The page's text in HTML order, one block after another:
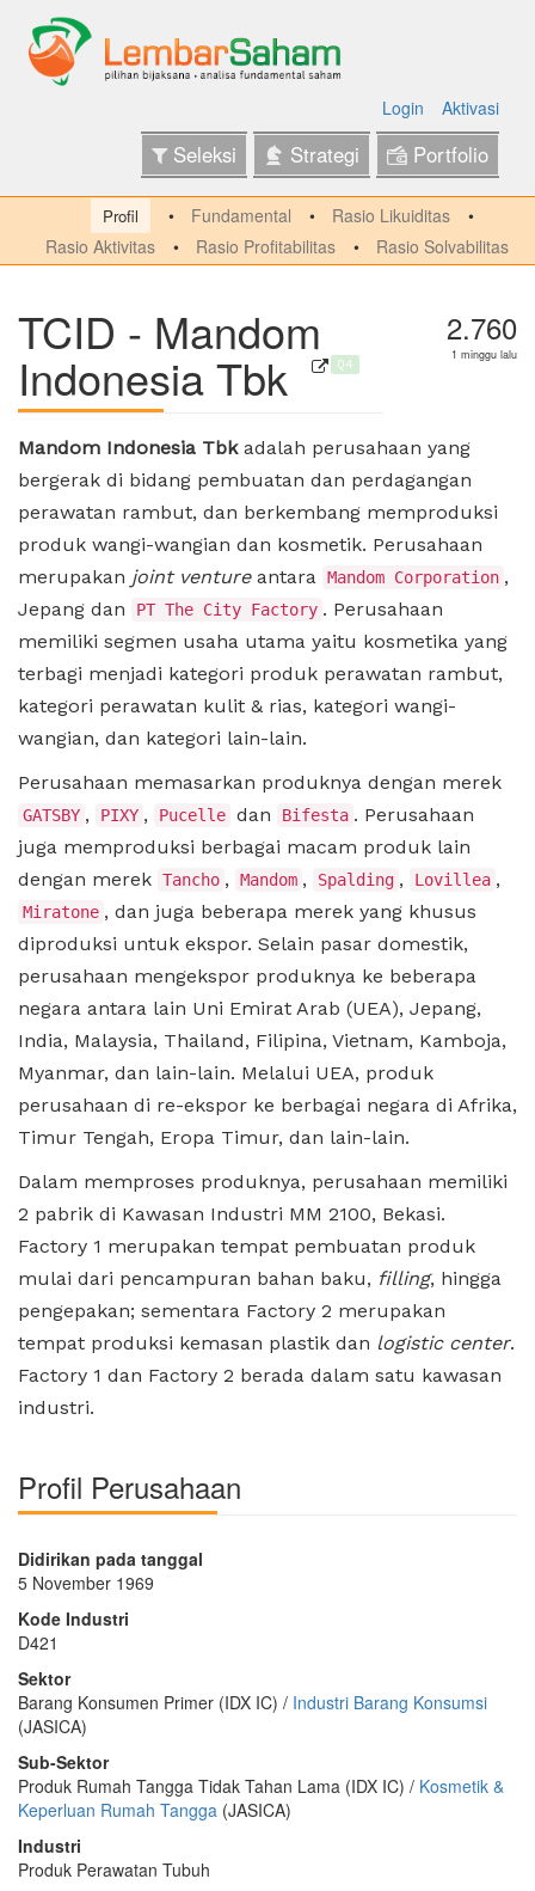
Login Aktivasi
Seleksi Strategi Portfolio
Profil Fundamental
Rasio Likuiditas
Rasio Aktivitas
Rasio Profitabilitas Rasio Solvabilitas
TCID - Mandom
Indonesia Tbk Q4
2.760
1 minggu lalu
Mandom Indonesia Tbkadalah perusahaan yang
bergerak di bidang pembuatan dan perdagangan
perawatan rambut, dan berkembang memproduksi
produk wangi-wangian dan kosmetik. Perusahaan
merupakan joint ventureantara Mandom Corporation ,
Jepang dan
PT The City Factory . Perusahaan
memiliki segmen usaha utama yaitu kosmetika yang
terbagi menjadi kategori produk perawatan rambut,
kategori perawatan kulit & rias, kategori wangi-
wangian, dan kategori lain-lain.
Perusahaan memasarkan produknya dengan merek
GATSBY , PIXY , Pucelle dan Bifesta . Perusahaan
juga memproduksi berbagai macam produk lain
dengan merek Tancho , Mandom , Spalding , Lovillea ,
Miratone , dan juga beberapa merek yang khusus
diproduksi untuk ekspor. Selain pasar domestik,
perusahaan mengekspor produknya ke beberapa
negara antara lain Uni Emirat Arab (UEA), Jepang,
India, Malaysia, Thailand, Filipina, Vietnam, Kamboja,
Myanmar, dan lain-lain. Melalui UEA, produk
perusahaan di re-ekspor ke berbagai negara di Afrika,
Timur Tengah, Eropa Timur, dan lain-lain.
Dalam memproses produknya, perusahaan memiliki
2 pabrik di Kawasan Industri MM 2100, Bekasi.
Factory 1 merupakan tempat pembuatan produk
mulai dari pencampuran bahan baku, filling, hingga
pengepakan; sementara Factory 2 merupakan
tempat produksi kemasan plastik dan logistic center.
Factory 1 dan Factory 2 berada dalam satu kawasan
industri.
Profil Perusahaan
Didirikan pada tanggal
5 November 1969
Kode Industri
D421
Sektor
Barang Konsumen Primer (IDX IC) / Industri Barang Konsumsi
(JASICA)
Sub-Sektor
Produk Rumah Tangga Tidak Tahan Lama (IDX IC) / Kosmetik &
Keperluan Rumah Tangga (JASICA)
Industri
Produk Perawatan Tubuh